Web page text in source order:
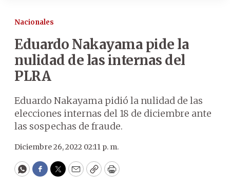
Nacionales
Eduardo Nakayama pide la
nulidad de las internas del
PLRA
Eduardo Nakayama pidió la nulidad de las
elecciones internas del 18 de diciembre ante
las sospechas de fraude.
Diciembre 26, 2022 02:11 p. m.
WhatsApp
Facebook
Twitter
EmailCopyPrint